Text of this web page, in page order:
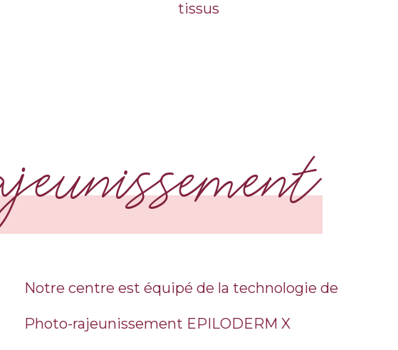
tissus
Notre centre est équipé de la technologie de
Photo-rajeunissement EPILODERM X